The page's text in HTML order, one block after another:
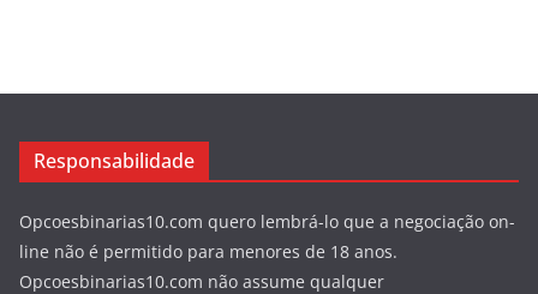
Responsabilidade
Opcoesbinarias10.com quero lembrá-lo que a negociação on-
line não é permitido para menores de 18 anos.
Opcoesbinarias10.com não assume qualquer